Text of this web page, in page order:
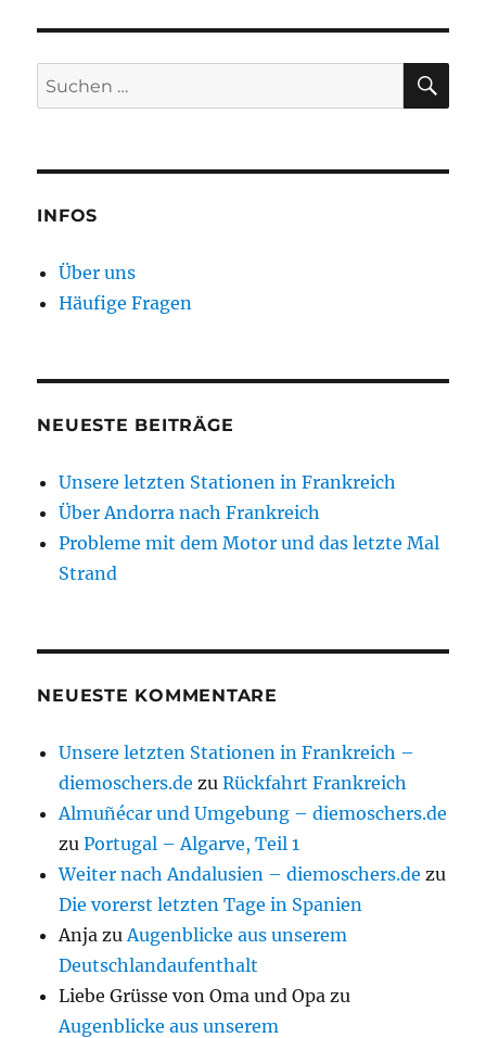
Suchen
nach:
INFOS
Über uns
Häufige Fragen
NEUESTE BEITRÄGE
Unsere letzten Stationen in Frankreich
Über Andorra nach Frankreich
Probleme mit dem Motor und das letzte Mal
Strand
NEUESTE KOMMENTARE
Unsere letzten Stationen in Frankreich –
diemoschers.de zuRückfahrt Frankreich
Almuñécar und Umgebung – diemoschers.de
zuPortugal – Algarve, Teil 1
Weiter nach Andalusien – diemoschers.de zu
Die vorerst letzten Tage in Spanien
Anja zu Augenblicke aus unserem
Deutschlandaufenthalt
Liebe Grüsse von Oma und Opa zu
Augenblicke aus unserem